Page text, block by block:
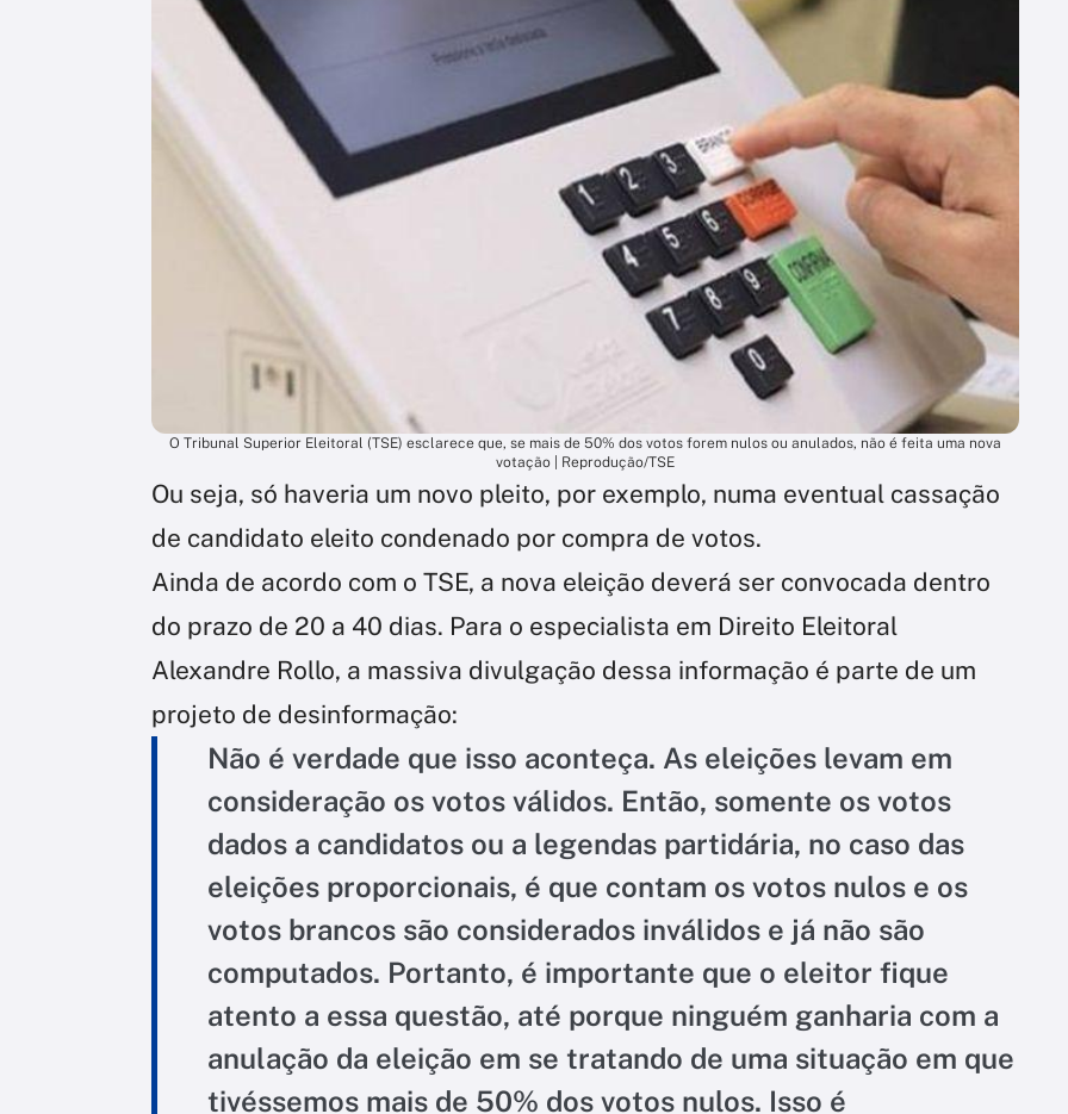
O Tribunal Superior Eleitoral (TSE) esclarece que, se mais de 50% dos votos forem nulos ou anulados, não é feita uma nova
votação | Reprodução/TSE
Ou seja, só haveria um novo pleito, por exemplo, numa eventual cassação
de candidato eleito condenado por compra de votos.
Ainda de acordo com o TSE, a nova eleição deverá ser convocada dentro
do prazo de 20 a 40 dias. Para o especialista em Direito Eleitoral
Alexandre Rollo, a massiva divulgação dessa informação é parte de um
projeto de desinformação:
Não é verdade que isso aconteça. As eleições levam em
consideração os votos válidos. Então, somente os votos
dados a candidatos ou a legendas partidária, no caso das
eleições proporcionais, é que contam os votos nulos e os
votos brancos são considerados inválidos e já não são
computados. Portanto, é importante que o eleitor fique
atento a essa questão, até porque ninguém ganharia com a
anulação da eleição em se tratando de uma situação em que
tivéssemos mais de 50% dos votos nulos. Isso é